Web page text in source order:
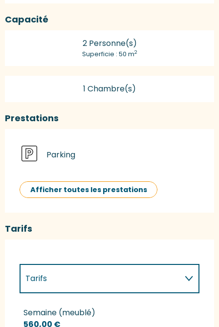
Capacité
2 Personne(s)
Superficie : 50 m2
1 Chambre(s)
Prestations
Parking
Afficher toutes les prestations
Tarifs
Tarifs
Tarifs 2027
Semaine (meublé)
560,00 €